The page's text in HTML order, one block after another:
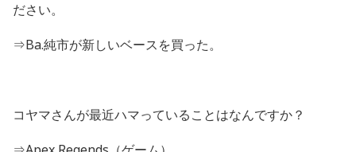
ださい。
⇒Ba.純市が新しいベースを買った。
コヤマさんが最近ハマっていることはなんですか？